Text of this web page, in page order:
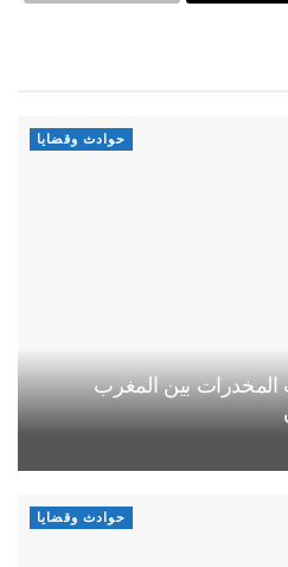
حوادث وقضايا
المخدرات بين المغرب
حوادث وقضايا